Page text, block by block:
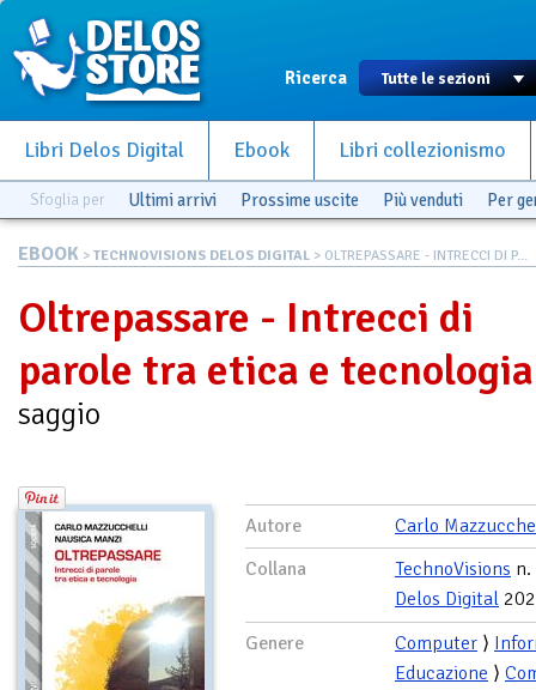
Ricerca
Libri Delos Digital Ebook Libri collezionismo
Sfoglia per Ultimi arrivi Prossime uscite Più venduti Per
EBOOK > TECHNOVISIONS DELOS DIGITAL > OLTREPASSARE - INTRECCI DI P...
Oltrepassare - Intrecci di
parole tra etica e tecnologia
saggio
Autore
Carlo
Collana
TechnoVisions
Delos Digital
Genere
Computer ⟩
Educazione ⟩